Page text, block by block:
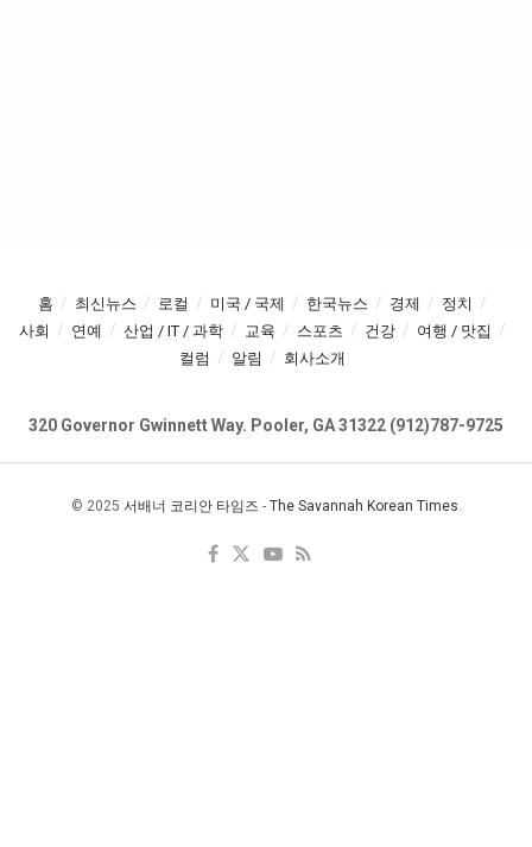
홈 최신뉴스 로컬 미국 / 국제 한국뉴스 경제
정치
사회
연예 산업 / IT / 과학 교육 스포츠 건강
여행 / 맛집
컬럼
알림 회사소개
320 Governor Gwinnett Way. Pooler, GA 31322 (912)787-9725
© 2025 서배너 코리안 타임즈 - The Savannah Korean Times